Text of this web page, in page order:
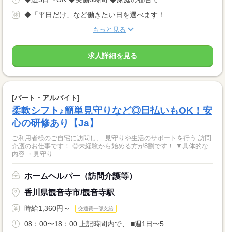
◆「平日だけ」など働きたい日を選べます！...
もっと見る
求人詳細を見る
[パート・アルバイト]
柔軟シフト♪簡単見守りなど◎日払いもOK！安
心の研修あり【Ja】
ご利用者様のご自宅に訪問し、 見守りや生活のサポートを行う 訪問
介護のお仕事です！ ◎未経験から始める方が8割です！ ▼具体的な
内容 ・見守り ...
ホームヘルパー（訪問介護等）
香川県観音寺市/観音寺駅
時給1,360円～ 交通費一部支給
08：00〜18：00 上記時間内で、 ■週1日〜5...